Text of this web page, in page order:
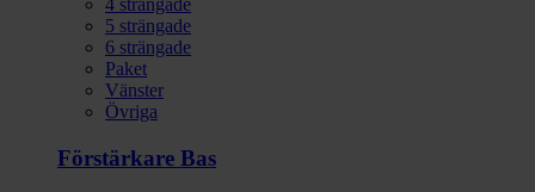
4 strängade
5 strängade
6 strängade
Paket
Vänster
Övriga
Förstärkare Bas